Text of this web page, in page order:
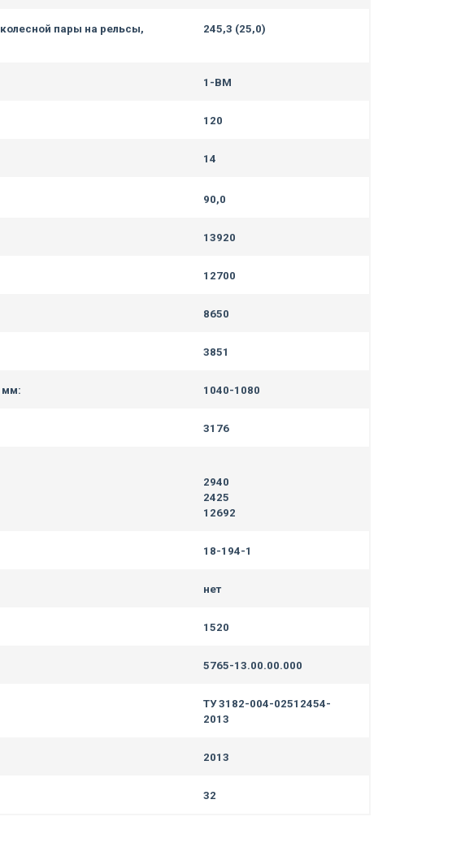
пары на рельсы,
245,3 (25,0)
1-ВМ
120
14
90,0
13920
12700
8650
3851
мм: 1040-1080
3176
2940
2425
12692
18-194-1
нет
1520
5765-13.00.00.000
ТУ 3182-004-02512454-
2013
2013
32